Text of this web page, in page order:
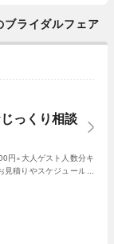
ライダルフェア
っくり相談
円×大人ゲスト人数分キ
見積りやスケジュールも